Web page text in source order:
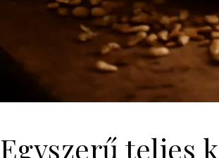
Egyszerű teljes